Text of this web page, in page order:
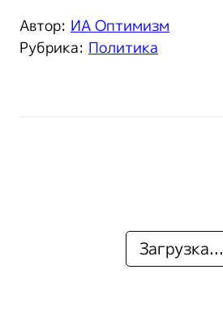
Автор: ИА Оптимизм
Рубрика: Политика
Загрузка...